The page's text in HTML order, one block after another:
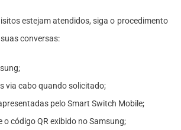
estejam atendidos, siga o procedimento
conversas:
via cabo quando solicitado;
pelo Smart Switch Mobile;
o código QR exibido no Samsung;